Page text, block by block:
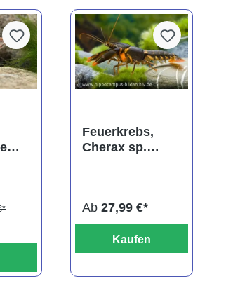
Feuerkrebs,
Cherax sp.
Ab27,99 €*
Kaufen